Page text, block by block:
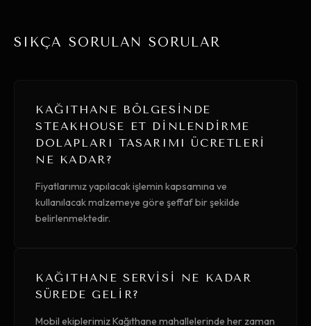
SIKÇA SORULAN SORULAR
KAĞITHANE BÖLGESINDE
STEAKHOUSE ET DINLENDIRME
DOLAPLARI TASARIMI ÜCRETLERI
NE KADAR?
Fiyatlarımız yapılacak işlemin kapsamına ve
kullanılacak malzemeye göre şeffaf bir şekilde
belirlenmektedir.
KAĞITHANE SERVISI NE KADAR
SÜREDE GELIR?
Mobil ekiplerimiz Kağıthane mahallelerinde her zaman